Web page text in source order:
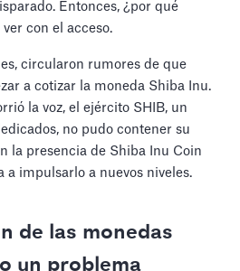
Entonces, ¿por qué
con el acceso.
circularon rumores de que
a cotizar la moneda Shiba Inu.
la voz, el ejército SHIB, un
no pudo contener su
la presencia de Shiba Inu Coin
a impulsarlo a nuevos niveles.
de las monedas
un problema